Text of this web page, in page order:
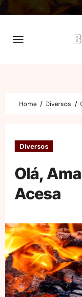
Skip
content
Home Diversos
Diversos
Olá,
Acesa